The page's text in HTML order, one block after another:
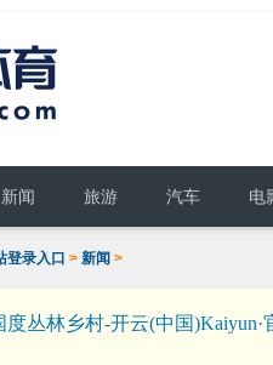
新闻 旅游 汽车 电
登录入口 > 新闻 >
丛林乡村-开云(中国)Kaiyun·